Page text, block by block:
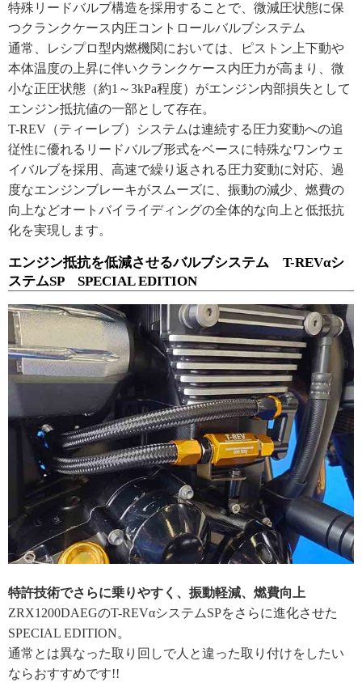
特殊リードバルブ構造を採用することで、微減圧状態に保
つクランクケース内圧コントロールバルブシステム
通常、レシプロ型内燃機関においては、ピストン上下動や
本体温度の上昇に伴いクランクケース内圧力が高まり、微
小な正圧状態（約1～3kPa程度）がエンジン内部損失として
エンジン抵抗値の一部として存在。
T-REV（ティーレブ）システムは連続する圧力変動への追
従性に優れるリードバルブ形式をベースに特殊なワンウェ
イバルブを採用、高速で繰り返される圧力変動に対応、過
度なエンジンブレーキがスムーズに、振動の減少、燃費の
向上などオートバイライディングの全体的な向上と低抵抗
化を実現します。
エンジン抵抗を低減させるバルブシステム T-REVαシ
ステムSP SPECIAL EDITION
特許技術でさらに乗りやすく、振動軽減、燃費向上
ZRX1200DAEGのT-REVαシステムSPをさらに進化させた
SPECIAL EDITION。
通常とは異なった取り回しで人と違った取り付けをしたい
ならおすすめです!!